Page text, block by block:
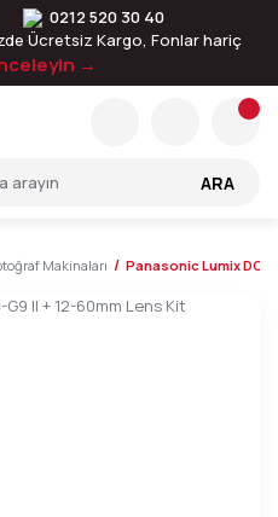
0212 520 30 40
Ücretsiz Kargo, Fonlar hariç
→
ARA
Makinaları Panasonic Lumix DC-